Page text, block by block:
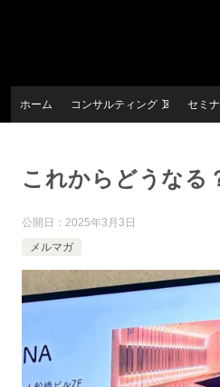
ホーム コンサルティング セミ
これからどうなる
公開日： 2025年3月3日
メルマガ